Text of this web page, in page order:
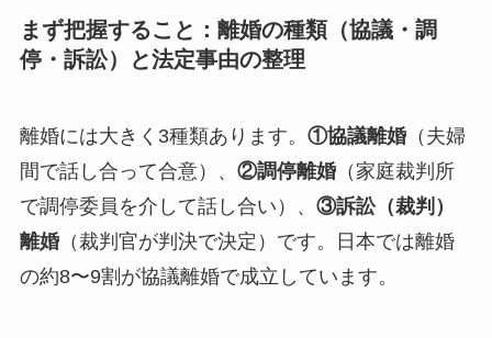
まず把握すること：離婚の種類（協議・調
停・訴訟）と法定事由の整理
離婚には大きく3種類あります。 ①協議離婚（夫婦
間で話し合って合意）、 ②調停離婚（家庭裁判所
で調停委員を介して話し合い）、 ③訴訟（裁判）
離婚（裁判官が判決で決定）です。日本では離婚
の約8〜9割が協議離婚で成立しています。